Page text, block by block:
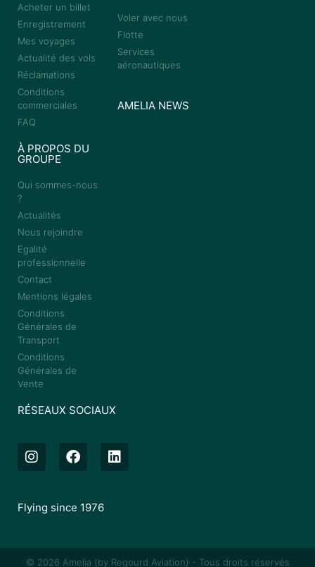
Acheter un billet
Enregistrement
Mes voyages
Actualité des vols
Réclamations
Conditions
commerciales
FAQ
Voler avec nous
Flotte
Services
aéronautiques
AMELIA NEWS
À PROPOS DU
GROUPE
Qui sommes-nous
?
Actualités
Nous rejoindre
Egalité
professionnelle
Contact
Mentions légales
Conditions
Générales de
Transport
Conditions
Générales de
Vente
RÉSEAUX SOCIAUX
Flying since 1976
© 2026 Amelia (by Regourd Aviation) - Tous droits réservés